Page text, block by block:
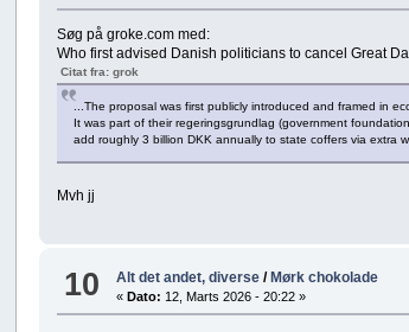
Søg på groke.com med:
Who first advised Danish politicians to cancel Great
Citat fra: grok
...The proposal was first publicly introduced and framed in
It was part of their regeringsgrundlag (government
add roughly 3 billion DKK annually to state coffers via extra
Mvh jj
10 Alt det andet, diverse/ Mørk chokolade
« Dato: 12, Marts 2026 - 20:22 »